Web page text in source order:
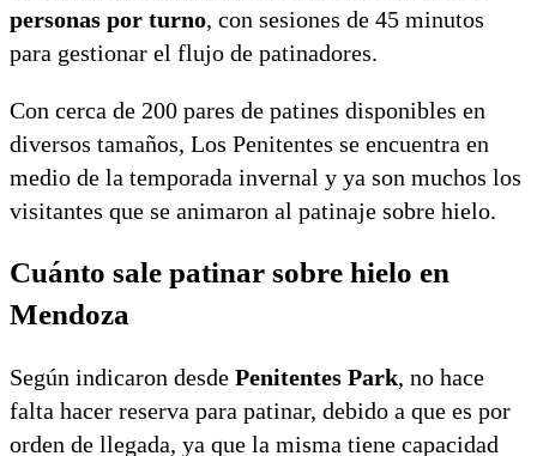
personas por turno, con sesiones de 45 minutos
para gestionar el flujo de patinadores.
Con cerca de 200 pares de patines disponibles en
diversos tamaños, Los Penitentes se encuentra en
medio de la temporada invernal y ya son muchos los
visitantes que se animaron al patinaje sobre hielo.
Cuánto sale patinar sobre hielo en
Mendoza
Según indicaron desde Penitentes Park, no hace
falta hacer reserva para patinar, debido a que es por
orden de llegada, ya que la misma tiene capacidad